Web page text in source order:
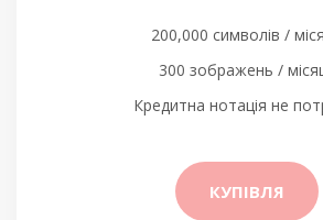
200,000 символів /
300 зображень /
Кредитна нотація не
КУПІВЛЯ